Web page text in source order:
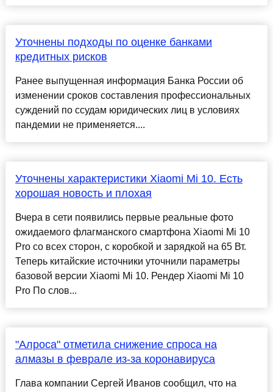
Уточнены подходы по оценке банками
кредитных рисков
Ранее выпущенная информация Банка России об
изменении сроков составления профессиональных
суждений по ссудам юридических лиц в условиях
пандемии не применяется....
Уточнены характеристики Xiaomi Mi 10. Есть
хорошая новость и плохая
Вчера в сети появились первые реальные фото
ожидаемого флагманского смартфона Xiaomi Mi 10
Pro со всех сторон, с коробкой и зарядкой на 65 Вт.
Теперь китайские источники уточнили параметры
базовой версии Xiaomi Mi 10. Рендер Xiaomi Mi 10
Pro По слов...
"Алроса" отметила снижение спроса на
алмазы в феврале из-за коронавируса
Глава компании Сергей Иванов сообщил, что на